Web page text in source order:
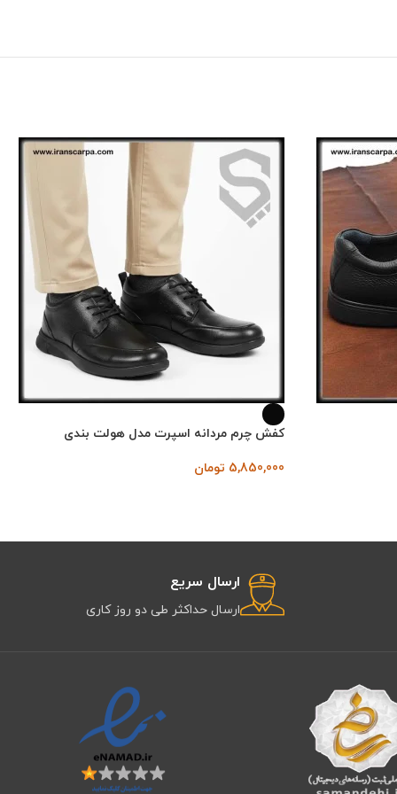
کفش چرم مردانه اسپرت مدل هولت بندی
5,850,000 تومان
ارسال سریع
ارسال حداکثر طی دو روز کاری